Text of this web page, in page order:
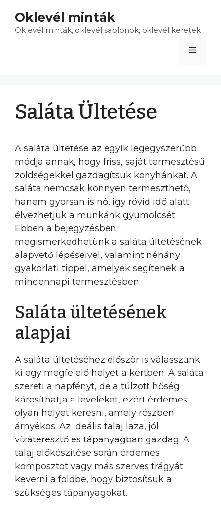
tartalomba
Oklevél minták
Oklevél minták, oklevél sablonok, oklevél keretek
Menü
Saláta Ültetése
A saláta ültetése az egyik legegyszerűbb
módja annak, hogy friss, saját termesztésű
zöldségekkel gazdagítsuk konyhánkat. A
saláta nemcsak könnyen termeszthető,
hanem gyorsan is nő, így rövid idő alatt
élvezhetjük a munkánk gyümölcsét.
Ebben a bejegyzésben
megismerkedhetünk a saláta ültetésének
alapvető lépéseivel, valamint néhány
gyakorlati tippel, amelyek segítenek a
mindennapi termesztésben.
Saláta ültetésének
alapjai
A saláta ültetéséhez először is válasszunk
ki egy megfelelő helyet a kertben. A saláta
szereti a napfényt, de a túlzott hőség
károsíthatja a leveleket, ezért érdemes
olyan helyet keresni, amely részben
árnyékos. Az ideális talaj laza, jól
vízáteresztő és tápanyagban gazdag. A
talaj előkészítése során érdemes
komposztot vagy más szerves trágyát
keverni a földbe, hogy biztosítsuk a
szükséges tápanyagokat.